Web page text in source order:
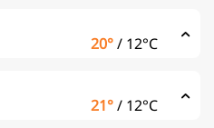
20°/ 12°C
21°/ 12°C